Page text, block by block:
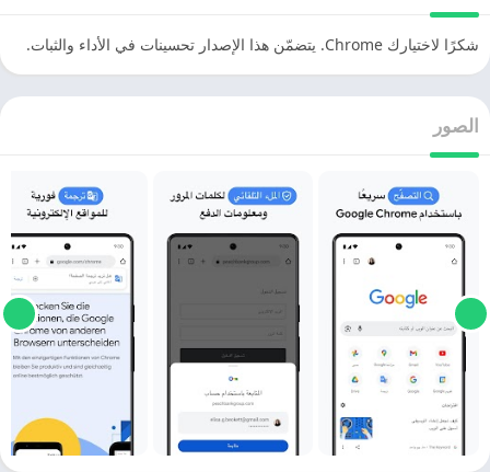
‏شكرًا لاختيارك Chrome. يتضمّن هذا الإصدار تحسينات في الأداء والثبات.
الصور